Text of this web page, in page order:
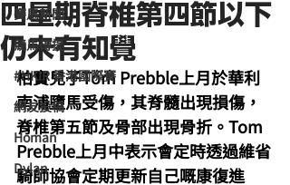
賽馬新聞
競馬磚提
#HKIR 香港國際賽
網友投稿
Homan
Dylan
四星期脊椎第四節以下
仍未有知覺
柏寶兒子Tom Prebble上月於華利
南浦墮馬受傷，其脊髓出現損傷，
脊椎第五節及骨部出現骨折。Tom
Prebble上月中表示會定時透過維省
騎師協會定期更新自己嘅康復進